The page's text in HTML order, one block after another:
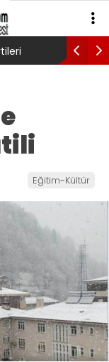
Eğitim-Kültür